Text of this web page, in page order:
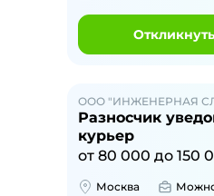
ООО "ИНЖЕНЕРНАЯ
Разносчик
курьер
от 80 000 до 150
Москва